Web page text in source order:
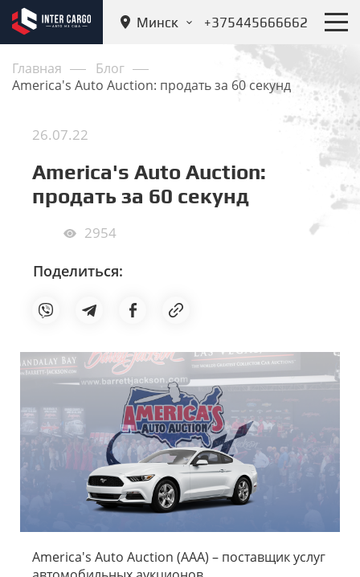
Минск +375445666662
Главная
Блог
America's Auto Auction: продать за 60 секунд
26.07.22
America's Auto Auction:
продать за 60 секунд
2954
Поделиться:
America's Auto Auction (AAA) – поставщик услуг